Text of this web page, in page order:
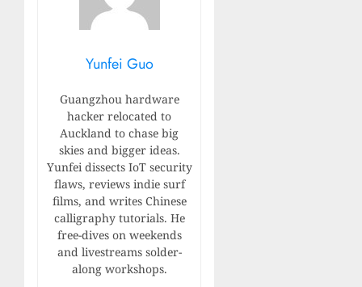
Yunfei Guo
Guangzhou hardware
hacker relocated to
Auckland to chase big
skies and bigger ideas.
Yunfei dissects IoT security
flaws, reviews indie surf
films, and writes Chinese
calligraphy tutorials. He
free-dives on weekends
and livestreams solder-
along workshops.